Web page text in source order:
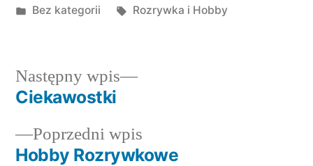
by
Posted
Bez kategorii Tagi:
Rozrywka i Hobby
Nawigacja
wpisu
Poprzedni wpis
wpis:
Hobby Rozrywkowe
Następny wpis
Następny
Ciekawostki